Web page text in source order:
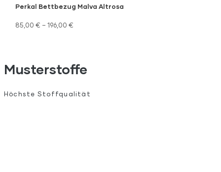
Perkal Bettbezug Malva Altrosa
85,00€ –196,00€
Musterstoffe
Höchste Stoffqualität